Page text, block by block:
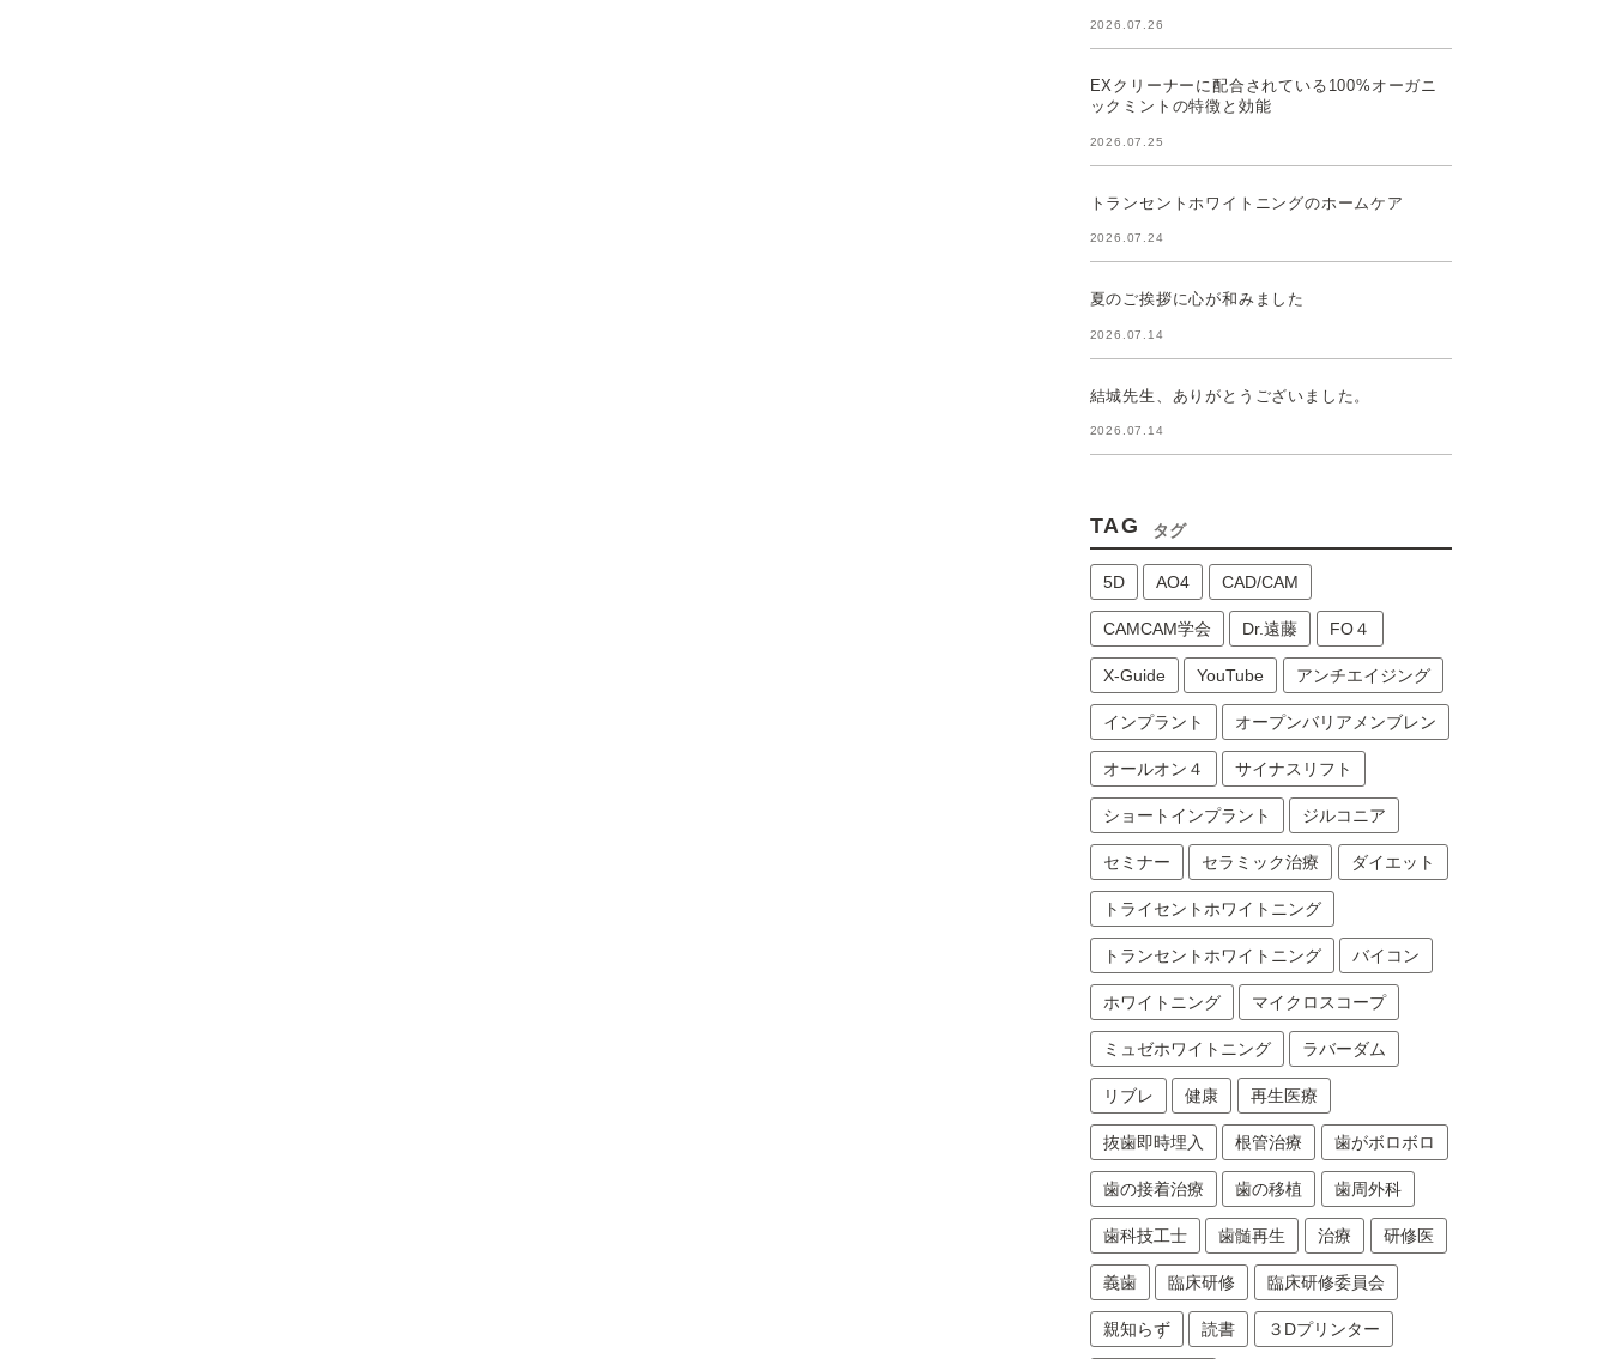
2026.07.26
EXクリーナーに配合されている100%オーガニ
ックミントの特徴と効能
2026.07.25
トランセントホワイトニングのホームケア
2026.07.24
夏のご挨拶に心が和みました
2026.07.14
結城先生、ありがとうございました。
2026.07.14
TAG タグ
5D AO4 CAD/CAM
CAMCAM学会 Dr.遠藤 FO４
X-Guide YouTube アンチエイジング
インプラント オープンバリアメンブレン
オールオン４ サイナスリフト
ショートインプラント ジルコニア
セミナー セラミック治療 ダイエット
トライセントホワイトニング
トランセントホワイトニング バイコン
ホワイトニング マイクロスコープ
ミュゼホワイトニング ラバーダム
リブレ 健康 再生医療
抜歯即時埋入 根管治療 歯がボロボロ
歯の接着治療 歯の移植 歯周外科
歯科技工士 歯髄再生 治療 研修医
義歯 臨床研修 臨床研修委員会
親知らず 読書 ３Dプリンター